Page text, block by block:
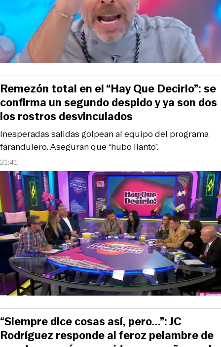
21:41
Inesperadas salidas golpean al equipo del programa
farandulero. Aseguran que “hubo llanto”.
Remezón total en el “Hay Que Decirlo”: se
confirma un segundo despido y ya son dos
los rostros desvinculados
“Siempre dice cosas así, pero...”: JC
Rodríguez responde al feroz pelambre de